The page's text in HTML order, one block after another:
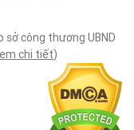
sở công thương UBND
chi tiết)